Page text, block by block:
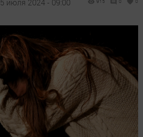
5 июля 2024 - 09:00